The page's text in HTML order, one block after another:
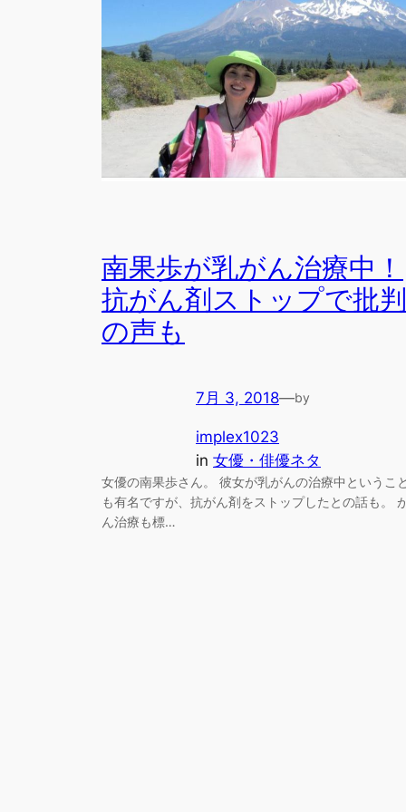
南果歩が乳がん治療中！
抗がん剤ストップで批判
の声も
7月 3, 2018—by
implex1023
in 女優・俳優ネタ
女優の南果歩さん。 彼女が乳がんの治療中というこ
も有名ですが、抗がん剤をストップしたとの話も。
ん治療も標…